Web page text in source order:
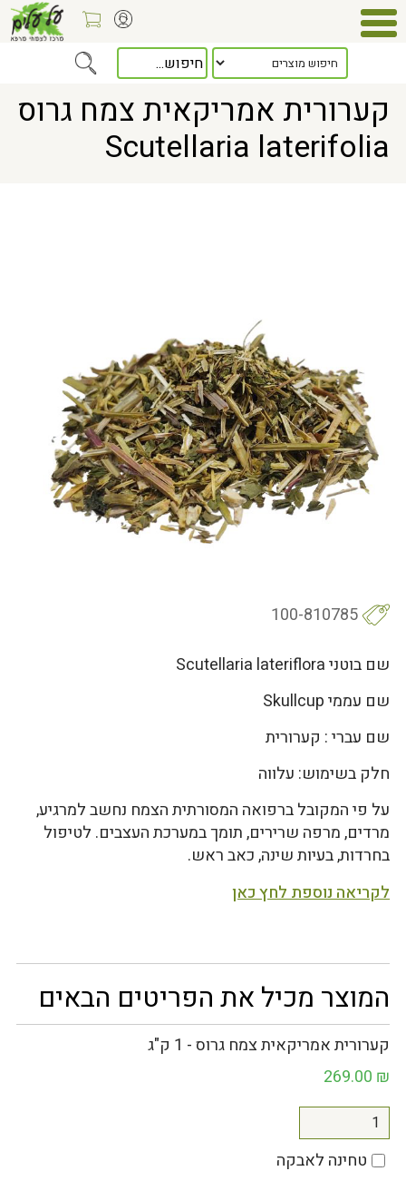
> קערורית אמריקאית צמח גרוס Scutellaria laterifolia
קערורית אמריקאית צמח גרוס
Scutellaria laterifolia
100-810785
שם בוטני Scutellaria lateriflora
שם עממי Skullcup
שם עברי : קערורית
חלק בשימוש: עלווה
על פי המקובל ברפואה המסורתית הצמח נחשב למרגיע,
מרדים, מרפה שרירים, תומך במערכת העצבים. לטיפול
בחרדות, בעיות שינה, כאב ראש.
לקריאה נוספת לחץ כאן
המוצר מכיל את הפריטים הבאים
קערורית אמריקאית צמח גרוס - 1 ק"ג
269.00 ₪
טחינה לאבקה